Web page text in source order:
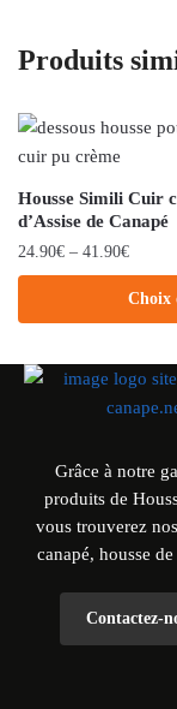
Produits
Housse Simili Cuir
d’Assise de Canapé
24.90€ – 41.90€
Choix
Grâce à notre
produits de
vous trouverez
canapé, housse
Contactez-